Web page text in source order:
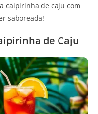
caipirinha de caju com
saboreada!
de Caju